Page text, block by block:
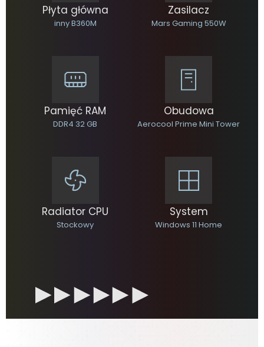
Płyta główna
inny B360M
Zasilacz
Mars Gaming 550W
Pamięć RAM
DDR4 32 GB
Obudowa
Aerocool Prime Mini Tower
Radiator CPU
Stockowy
System
Windows 11 Home